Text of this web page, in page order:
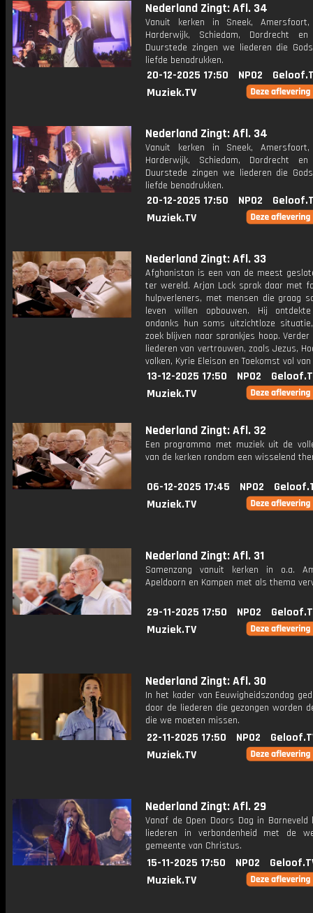
Nederland Zingt: Afl. 34
Vanuit kerken in Sneek, Amersfoort,
Harderwijk, Schiedam, Dordrecht
Duurstede zingen we liederen die
liefde benadrukken.
20-12-2025 17:50 NPO2
Muziek.TV
Nederland Zingt: Afl. 34
Vanuit kerken in Sneek, Amersfoort,
Harderwijk, Schiedam, Dordrecht
Duurstede zingen we liederen die
liefde benadrukken.
20-12-2025 17:50 NPO2
Muziek.TV
Nederland Zingt: Afl. 33
Afghanistan is een van de meest
ter wereld. Arjan Lock sprak daar met
hulpverleners, met mensen die graag
leven willen opbouwen. Hij
ondanks hun soms uitzichtloze
zoek blijven naar sprankjes hoop. Verder
liederen van vertrouwen, zoals Jezus,
volken, Kyrie Eleison en Toekomst vol
13-12-2025 17:50 NPO2
Muziek.TV
Nederland Zingt: Afl. 32
Een programma met muziek uit de
van de kerken rondom een wisselend
06-12-2025 17:45 NPO2
Muziek.TV
Nederland Zingt: Afl. 31
Samenzang vanuit kerken in o.a.
Apeldoorn en Kampen met als thema
29-11-2025 17:50 NPO2
Muziek.TV
Nederland Zingt: Afl. 30
In het kader van Eeuwigheidszondag
door de liederen die gezongen worden
die we moeten missen.
22-11-2025 17:50 NPO2
Muziek.TV
Nederland Zingt: Afl. 29
Vanaf de Open Doors Dag in Barneveld
liederen in verbondenheid met de
gemeente van Christus.
15-11-2025 17:50 NPO2
Muziek.TV